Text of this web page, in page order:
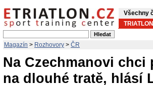
Všechny
Magazín > Rozhovory > ČR
Na Czechmanovi
na dlouhé tratě, hlásí